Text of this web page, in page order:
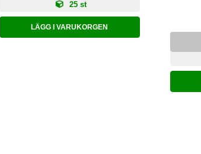
25 st
LÄGG I VARUKORGEN